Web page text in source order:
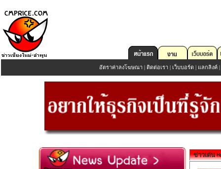
อัตราค่าลงโฆษณา | ติดต่อเรา | เว็บบอร์ด | แลกลิงค์ |
ข่าวเด่น